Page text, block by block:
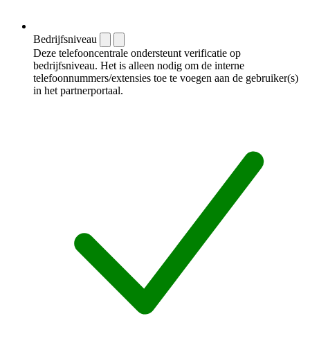
Bedrijfsniveau
Deze telefooncentrale ondersteunt verificatie op
bedrijfsniveau. Het is alleen nodig om de interne
telefoonnummers/extensies toe te voegen aan de gebruiker(s)
in het partnerportaal.